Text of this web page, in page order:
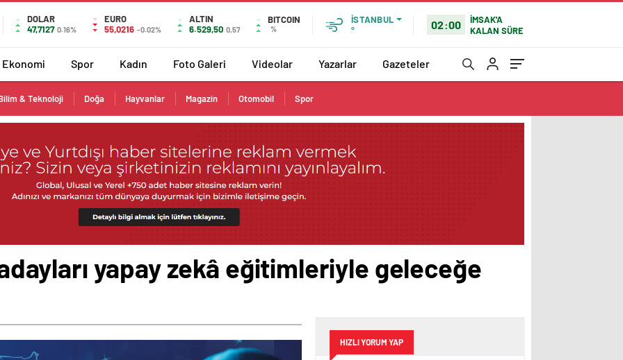
DOLAR
47,7127 0.16%
EURO
55,0216 -0.02%
ALTIN
6.529,50 0,57
BITCOIN
%
İSTANBUL
°
02:00
İMSAK'A
KALAN SÜRE
Ekonomi Spor Kadın Foto Galeri Videolar Yazarlar Gazeteler
& Teknoloji Doğa Hayvanlar Magazin Otomobil Spor
yapay zekâ eğitimleriyle geleceğe
HIZLI YORUM YAP